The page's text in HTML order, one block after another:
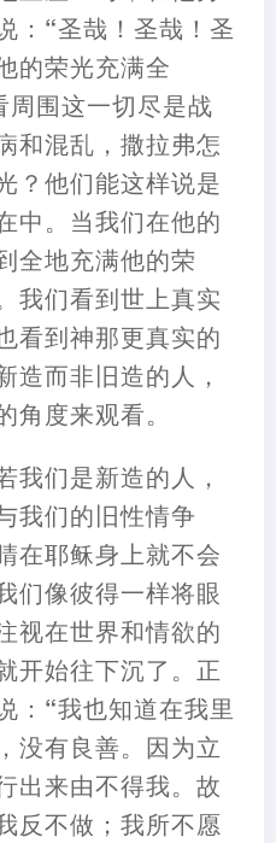
： “圣哉 ！ 圣哉 ！ 圣
的荣光充满全
周围这一切尽是战
和混乱 ， 撒拉弗怎
？ 他们能这样说是
中。当我们在他的
全地充满他的荣
我们看到世上真实
看到神那更真实的
造而非旧造的人 ，
度来观看。
我们是新造的人 ，
我们的旧性情争
在耶稣身上就不会
们像彼得一样将眼
视在世界和情欲的
开始往下沉了。正
： “我也知道在我里
， 没有良善。因为立
出来由不得我。故
反不做 ； 我所不愿